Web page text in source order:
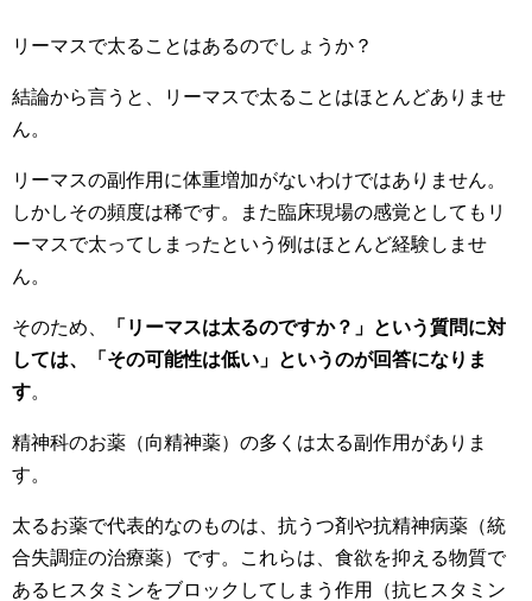
リーマスで太ることはあるのでしょうか？
結論から言うと、リーマスで太ることはほとんどありませ
ん。
リーマスの副作用に体重増加がないわけではありません。
しかしその頻度は稀です。また臨床現場の感覚としてもリ
ーマスで太ってしまったという例はほとんど経験しませ
ん。
そのため、
「リーマスは太るのですか？」という質問に対
しては、「その可能性は低い」というのが回答になりま
す。
精神科のお薬（向精神薬）の多くは太る副作用がありま
す。
太るお薬で代表的なのものは、抗うつ剤や抗精神病薬（統
合失調症の治療薬）です。これらは、食欲を抑える物質で
あるヒスタミンをブロックしてしまう作用（抗ヒスタミン